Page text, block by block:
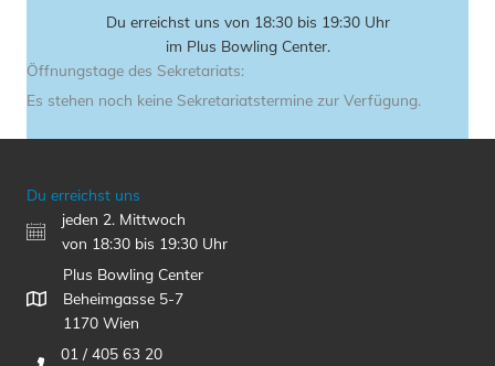
Du erreichst uns von 18:30 bis 19:30 Uhr
im Plus Bowling Center.
Öffnungstage des Sekretariats:
Es stehen noch keine Sekretariatstermine zur Verfügung.
Du erreichst uns
jeden 2. Mittwoch
von 18:30 bis 19:30 Uhr
Plus Bowling Center
Beheimgasse 5-7
1170 Wien
01 / 405 63 20